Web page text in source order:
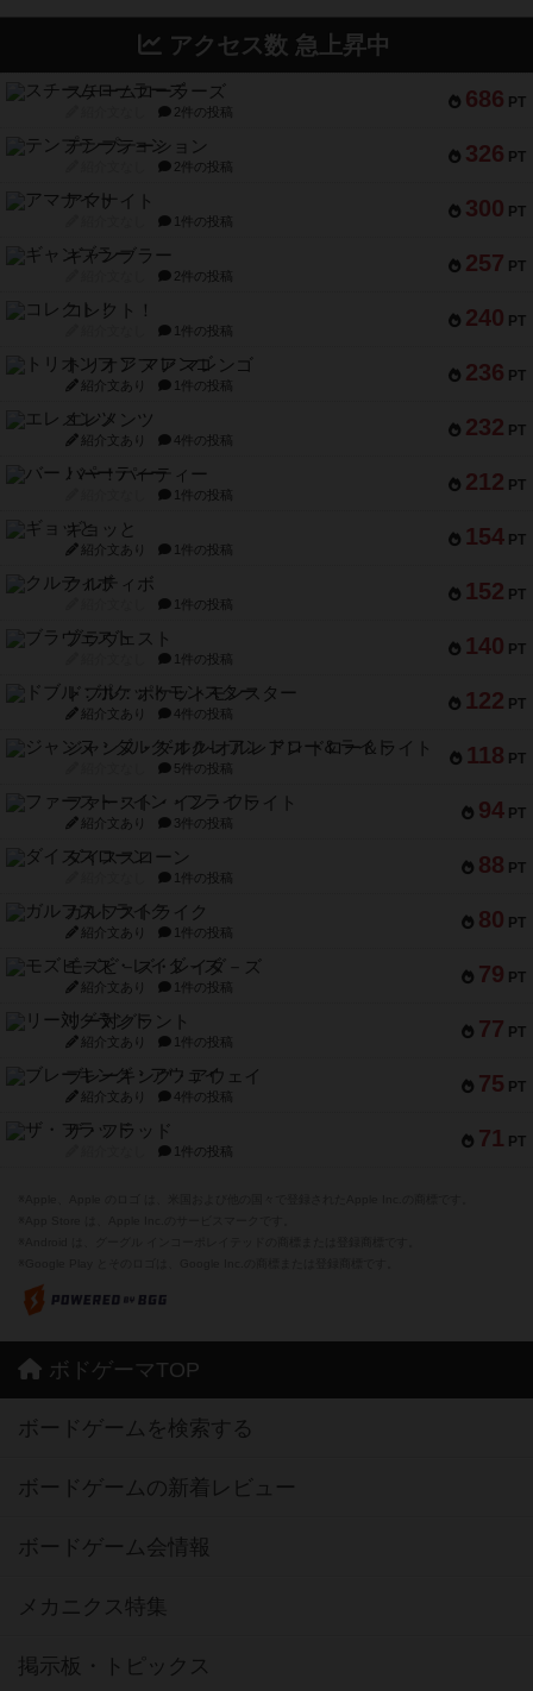
アクセス数 急上昇中
686 PT
スチームローラーズ
2件の投稿
326 PT
テンプテーション
2件の投稿
300 PT
アマナイト
1件の投稿
257 PT
ギャンブラー
2件の投稿
240 PT
コレクト！
1件の投稿
236 PT
トリオンフ ア マレンゴ
紹介文あり 1件の投稿
232 PT
エレメンツ
紹介文あり 4件の投稿
212 PT
バー！パーティー
1件の投稿
154 PT
ギョッと
紹介文あり 1件の投稿
152 PT
クルティボ
1件の投稿
140 PT
ブラヴェスト
1件の投稿
122 PT
ドブル：ポケットモンスター
紹介文あり 4件の投稿
118 PT
ジャンヌ・ダルク-オルレアン ドロー＆ライト
5件の投稿
94 PT
ファースト・イン・フライト
紹介文あり 3件の投稿
88 PT
ダイススローン
1件の投稿
80 PT
ガルフストライク
紹介文あり 1件の投稿
79 PT
モズビ－ズ・レイダ－ズ
紹介文あり 1件の投稿
77 PT
リー対グラント
紹介文あり 1件の投稿
75 PT
ブレーキング・アウェイ
紹介文あり 4件の投稿
71 PT
ザ・フラッド
1件の投稿
ボドゲーマTOP
ボードゲームを検索する
ボードゲームの新着レビュー
ボードゲーム会情報
メカニクス特集
掲示板・トピックス